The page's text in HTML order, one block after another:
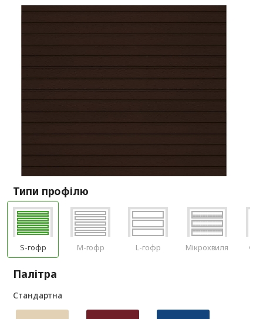
Типи профілю
S-гофр M-гофр L-гофр Мікрохвиля
Палітра
Стандартна